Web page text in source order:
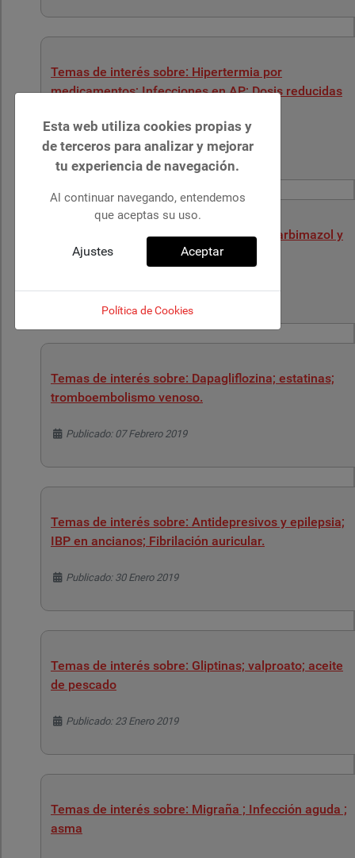
Temas de interés sobre: Hipertermia por
medicamentos; Infecciones en AP; Dosis reducidas
Detalles
Publicado: 20 Febrero 2019
Temas de interés sobre: Rinosinusitis; carbimazol y
tiamazol; piernas inquietas.
Detalles
Publicado: 13 Febrero 2019
Temas de interés sobre: Dapagliflozina; estatinas;
tromboembolismo venoso.
Detalles
Publicado: 07 Febrero 2019
Temas de interés sobre: Antidepresivos y epilepsia;
IBP en ancianos; Fibrilación auricular.
Detalles
Publicado: 30 Enero 2019
Temas de interés sobre: Gliptinas; valproato; aceite
de pescado
Detalles
Publicado: 23 Enero 2019
Temas de interés sobre: Migraña ; Infección aguda ;
asma
Esta web utiliza cookies propias y
de terceros para analizar y mejorar
tu experiencia de navegación.
Al continuar navegando, entendemos
que aceptas su uso.
Ajustes Aceptar
Política de Cookies